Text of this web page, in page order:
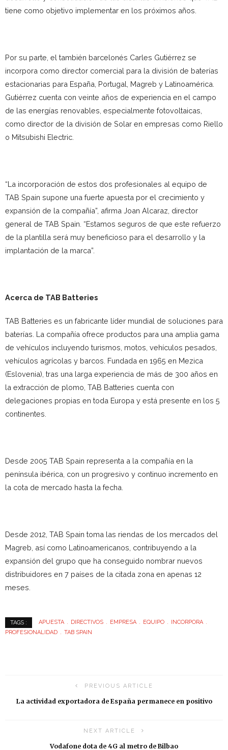
tiene como objetivo implementar en los próximos años.
Por su parte, el también barcelonés Carles Gutiérrez se
incorpora como director comercial para la división de baterías
estacionarias para España, Portugal, Magreb y Latinoamérica.
Gutiérrez cuenta con veinte años de experiencia en el campo
de las energías renovables, especialmente fotovoltaicas,
como director de la división de Solar en empresas como Riello
o Mitsubishi Electric.
“La incorporación de estos dos profesionales al equipo de
TAB Spain supone una fuerte apuesta por el crecimiento y
expansión de la compañía”, afirma Joan Alcaraz, director
general de TAB Spain. “Estamos seguros de que este refuerzo
de la plantilla será muy beneficioso para el desarrollo y la
implantación de la marca”.
Acerca de TAB Batteries
TAB Batteries es un fabricante líder mundial de soluciones para
baterías. La compañía ofrece productos para una amplia gama
de vehículos incluyendo turismos, motos, vehículos pesados,
vehículos agrícolas y barcos. Fundada en 1965 en Mezica
(Eslovenia), tras una larga experiencia de más de 300 años en
la extracción de plomo, TAB Batteries cuenta con
delegaciones propias en toda Europa y está presente en los 5
continentes.
Desde 2005 TAB Spain representa a la compañía en la
península ibérica, con un progresivo y continuo incremento en
la cota de mercado hasta la fecha.
Desde 2012, TAB Spain toma las riendas de los mercados del
Magreb, así como Latinoamericanos, contribuyendo a la
expansión del grupo que ha conseguido nombrar nuevos
distribuidores en 7 países de la citada zona en apenas 12
meses.
TAGS : APUESTA DIRECTIVOS EMPRESA EQUIPO
INCORPORA
PROFESIONALIDAD
TAB SPAIN
PREVIOUS ARTICLE
La actividad exportadora de España permanece en positivo
NEXT ARTICLE
Vodafone dota de 4G al metro de Bilbao